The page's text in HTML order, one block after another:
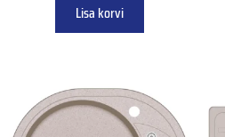
Lisa korvi